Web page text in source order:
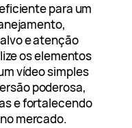
para um
e atenção
os elementos
vídeo simples
poderosa,
e fortalecendo
mercado.